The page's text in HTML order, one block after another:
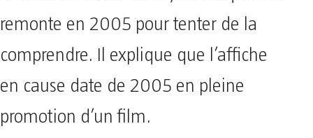
remonte en 2005 pour tenter de la
comprendre. Il explique que l’affiche
en cause date de 2005 en pleine
promotion d’un film.